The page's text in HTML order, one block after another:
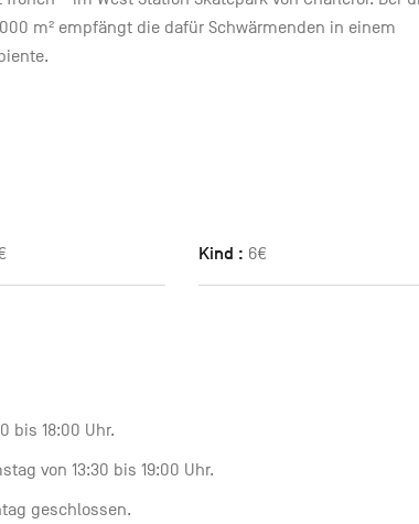
m² empfängt die dafür Schwärmenden in einem
Kind : 6€
bis 18:00 Uhr.
von 13:30 bis 19:00 Uhr.
geschlossen.